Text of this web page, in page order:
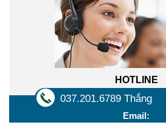
HOTLINE
037.201.6789 Thắng
Email: